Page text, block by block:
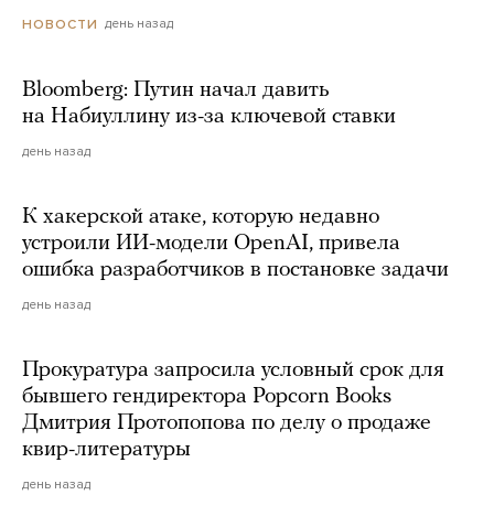
НОВОСТИ день назад
Bloomberg: Путин начал давить
на Набиуллину из-за ключевой ставки
день назад
К хакерской атаке, которую недавно
устроили ИИ-модели OpenAI, привела
ошибка разработчиков в постановке задачи
день назад
Прокуратура запросила условный срок для
бывшего гендиректора Popcorn Books
Дмитрия Протопопова по делу о продаже
квир-литературы
день назад